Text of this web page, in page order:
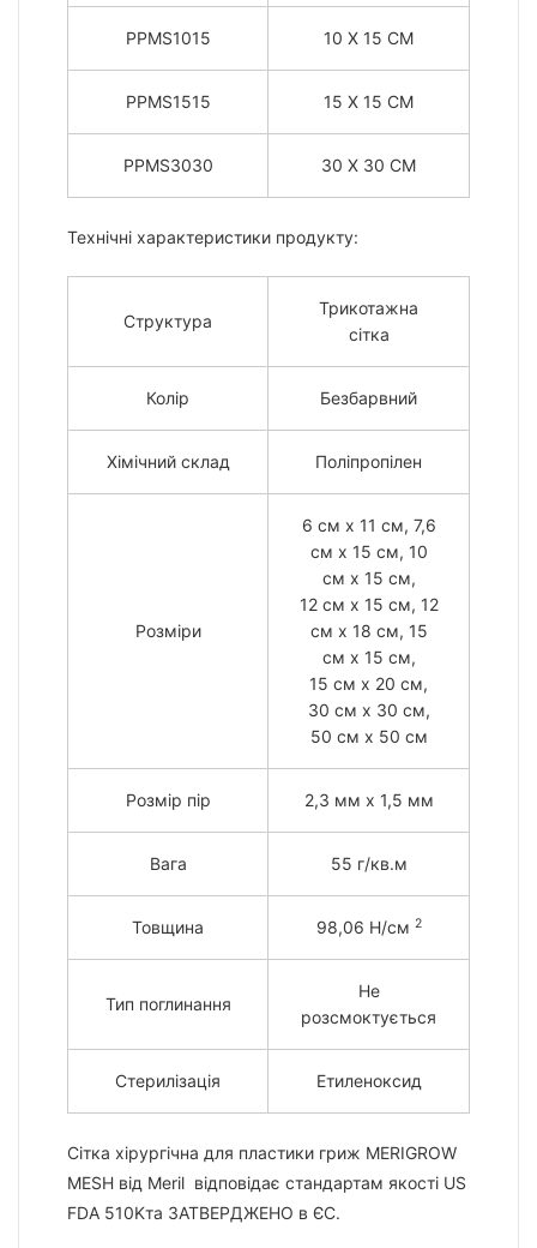
PPMS1015 10 X 15 CM
PPMS1515 15 X 15 CM
PPMS3030 30 X 30 CM
Технічні характеристики продукту:
Структура
Трикотажна
сітка
Колір Безбарвний
Хімічний склад Поліпропілен
Розміри
6 см x 11 см, 7,6
см x 15 см, 10
см x 15 см,
12 см x 15 см, 12
см x 18 см, 15
см x 15 см,
15 см x 20 см,
30 см x 30 см,
50 см x 50 см
Розмір пір 2,3 мм х 1,5 мм
Вага 55 г/кв.м
Товщина 98,06 Н/см 2
Тип поглинання
Не
розсмоктується
Стерилізація Етиленоксид
Сітка хірургічна для пластики гриж MERIGROW
MESH від Meril відповідає стандартам якості US
FDA 510Kта ЗАТВЕРДЖЕНО в ЄС.